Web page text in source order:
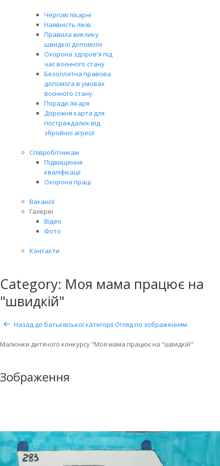
Чергові лікарні
Наявність ліків
Правила виклику
швидкої допомоги
Охорона здоров'я під
час воєнного стану
Безоплатна правова
допомога в умовах
воєнного стану
Поради лікаря
Дорожня карта для
постраждалих від
збройної агресії
Співробітникам
Підвищення
кваліфікації
Охорона праці
Вакансії
Галереї
Відео
Фото
Контакти
Category: Моя мама працює на
"швидкій"
Назад до батьківської категоріїОгляд по зображенням
Малюнки дитячого конкурсу "Моя мама працює на "швидкій"
Зображення